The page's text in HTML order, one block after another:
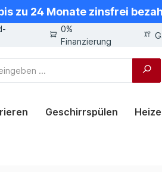
zu 24 Monate zinsfrei
0%
Finanzierung
Geschirrspülen